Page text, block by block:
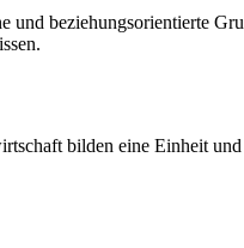
beziehungsorientierte
bilden eine Einheit